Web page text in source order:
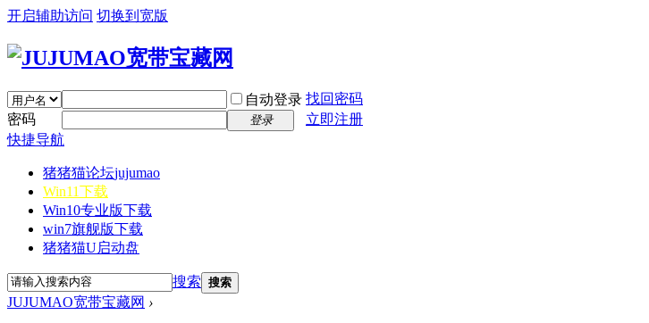
开启辅助访问 切换到宽版
自动登录 找回密码
密码
登录
立即注册
快捷导航
猪猪猫论坛jujumao
Win11下载
Win10专业版下载
win7旗舰版下载
猪猪猫U启动盘
搜索 搜索
JUJUMAO宽带宝藏网 ›